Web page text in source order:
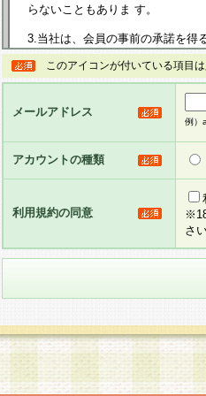
らないこともありま す。
3.当社は、会員の事前の承諾を得
規約を任意に制定、変更または修
は、本規約においては本サイト
して告知の案内を配信または本サ
るものとします。
5.当社がお聞きする個人情報は
のと考えております。従って、会
合には、当社はその個人情報を
社の取扱商品やサービス等をご
い。
められた場合には、ご本人様であ
せ先となります。
第2条 会員の資格
1.会員とは、本規約等を承諾のう
このアイコンが付いている項目
メールアドレス
例）
アカウントの種類
利用規約の同意
さ